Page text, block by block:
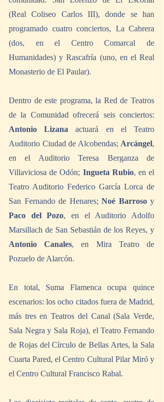
(Real Coliseo Carlos III), donde se han
programado cuatro conciertos, La Cabrera
(dos, en el Centro Comarcal de
Humanidades) y Rascafría (uno, en el Real
Monasterio de El Paular).
Dentro de este programa, la Red de Teatros
Antonio Lizana actuará en el Teatro
Auditorio Ciudad de Alcobendas; Arcángel,
en el Auditorio Teresa Berganza de
Villaviciosa de Odón; Ingueta Rubio, en el
Teatro Auditorio Federico García Lorca de
San Fernando de Henares; Noé Barroso
Paco del Pozo, en el Auditorio Adolfo
Antonio Canales, en Mira Teatro de
Pozuelo de Alarcón.
En total, Suma Flamenca ocupa quince
escenarios: los ocho citados fuera de Madrid,
más tres en Teatros del Canal (Sala Verde,
Sala Negra y Sala Roja), el Teatro Fernando
de Rojas del Círculo de Bellas Artes, la Sala
Cuarta Pared, el Centro Cultural Pilar Miró y
el Centro Cultural Francisco Rabal.